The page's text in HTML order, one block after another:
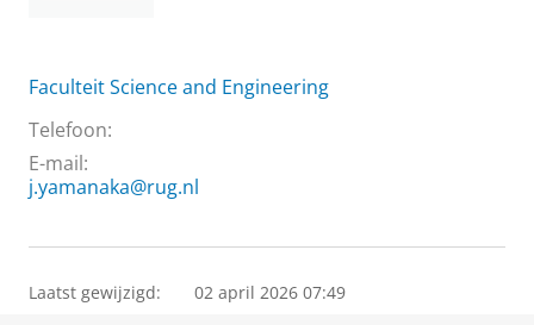
Faculteit Science and Engineering
Telefoon:
E-mail:
j.yamanaka@rug.nl
Laatst gewijzigd: 02 april 2026 07:49